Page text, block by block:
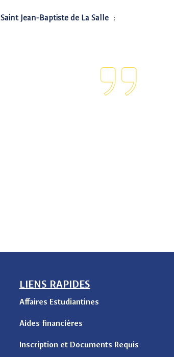
Saint Jean-Baptiste de La Salle :
LIENS RAPIDES
Affaires Estudiantines
Aides financières
Inscription et Documents Requis